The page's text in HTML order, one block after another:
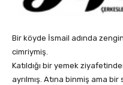
Bir köyde İsmail adında
cimriymiş.
Katıldığı bir yemek
ayrılmış. Atına binmiş ama